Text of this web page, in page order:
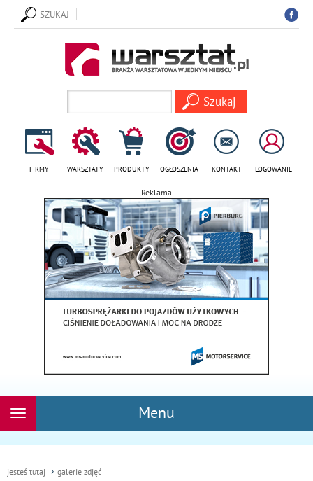
SZUKAJ
FIRMY WARSZTATY PRODUKTY OGŁOSZENIA KONTAKT LOGOWANIE
Reklama
Menu
Rozwiń
jesteś tutaj galerie zdjęć